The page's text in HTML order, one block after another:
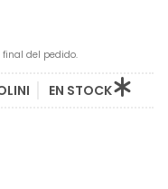
del pedido.
EN STOCK